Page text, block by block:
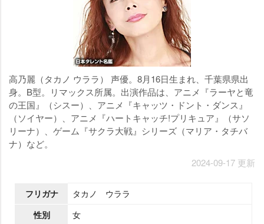
高乃麗（タカノ ウララ） 声優。8月16日生まれ、千葉県県出
身。B型。リマックス所属。出演作品は、アニメ『ラーヤと竜
の王国』（シスー）、アニメ『キャッツ・ドント・ダンス』
（ソイヤー）、アニメ『ハートキャッチ!プリキュア』（サソ
リーナ）、ゲーム『サクラ大戦』シリーズ（マリア・タチバ
ナ）など。
2024-09-17 更新
フリガナ
タカノ ウララ
性別
女